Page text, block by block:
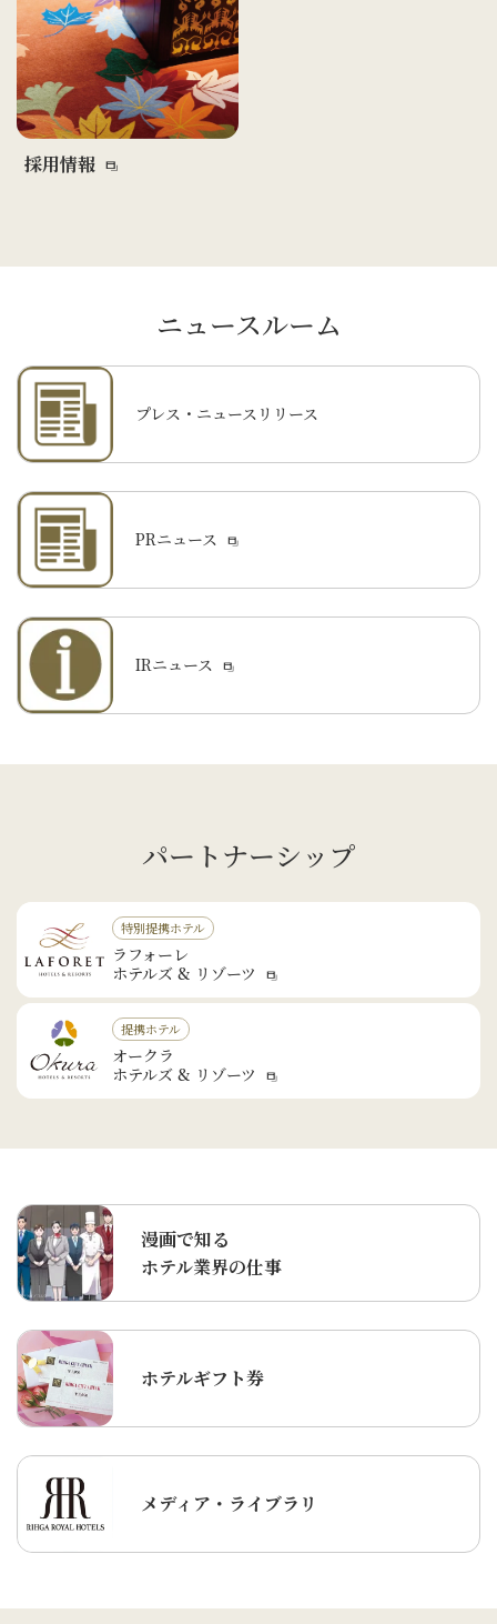
採用情報
ニュースルーム
プレス・ニュースリリース
PRニュース
IRニュース
パートナーシップ
特別提携ホテル
ラフォーレ
ホテルズ & リゾーツ
提携ホテル
オークラ
ホテルズ & リゾーツ
漫画で知る
ホテル業界の仕事
ホテルギフト券
メディア・ライブラリ